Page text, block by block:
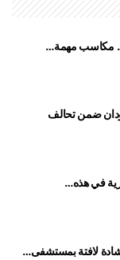
مكاسب مهمة…
ضمن تحالف
في هذه…
لافتة بمستشفى…